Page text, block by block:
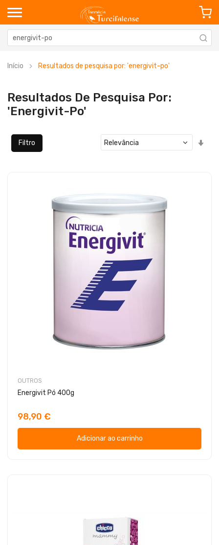
Início Resultados de pesquisa por: 'energivit-po'
Resultados De Pesquisa Por:
'energivit-Po'
Filtro
OUTROS
Energivit Pó 400g
98,90 €
Adicionar ao carrinho